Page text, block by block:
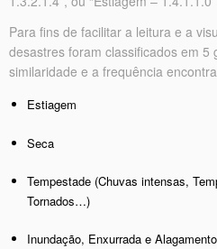
Para fins de facilitar a leitura e a
desastres foram classificados em 5
similaridade e a frequência
Estiagem
Seca
Tempestade (Chuvas intensas,
Tornados…)
Inundação, Enxurrada e Alagamento